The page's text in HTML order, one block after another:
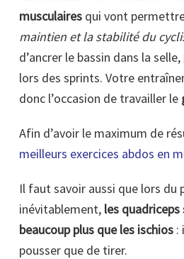
musculaires qui vont
maintien et la stabilité du
d’ancrer le bassin dans la
lors des sprints. Votre
donc l’occasion de travailler le
Afin d’avoir le maximum de
meilleurs exercices abdos en
Il faut savoir aussi que lors du
inévitablement, les
beaucoup plus que les ischios :
pousser que de tirer.